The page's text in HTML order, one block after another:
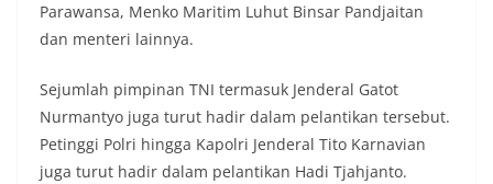
Parawansa, Menko Maritim Luhut Binsar Pandjaitan
dan menteri lainnya.
Sejumlah pimpinan TNI termasuk Jenderal Gatot
Nurmantyo juga turut hadir dalam pelantikan tersebut.
Petinggi Polri hingga Kapolri Jenderal Tito Karnavian
juga turut hadir dalam pelantikan Hadi Tjahjanto.